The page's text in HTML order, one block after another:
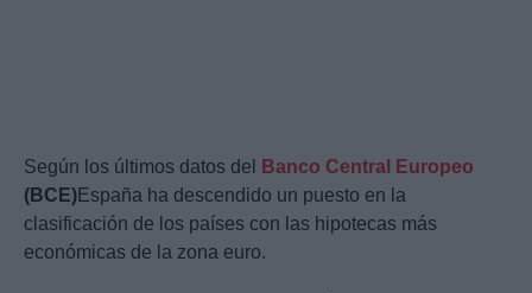
Según los últimos datos del
Banco Central Europeo
(BCE)España ha descendido un puesto en la
clasificación de los países con las hipotecas más
económicas de la zona euro.